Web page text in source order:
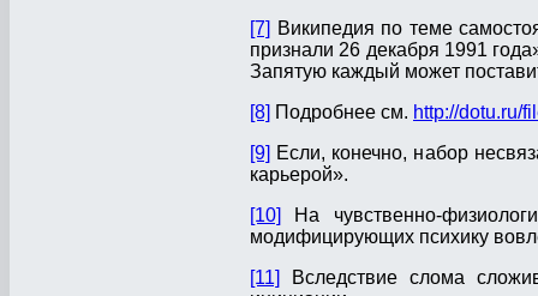
[7] Википедия по теме
признали 26 декабря 1991
Запятую каждый может
[8] Подробнее см. http://dotu.ru/
[9] Если, конечно, набор
карьерой».
[10]
На чувственно-
модифицирующих психику
[11]
Вследствие слома